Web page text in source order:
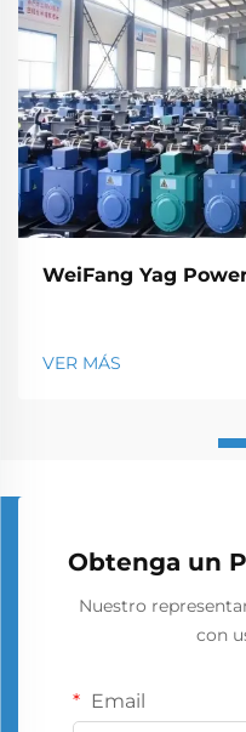
WeiFang Yag
VER MÁS
Obtenga un
Nuestro
con
Email